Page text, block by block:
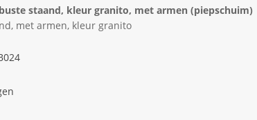
staand, kleur granito, met armen (piepschuim)
met armen, kleur granito